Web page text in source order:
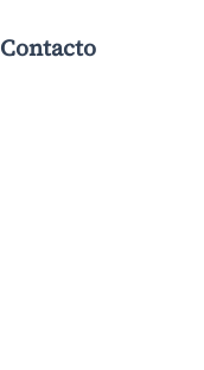
Contacto